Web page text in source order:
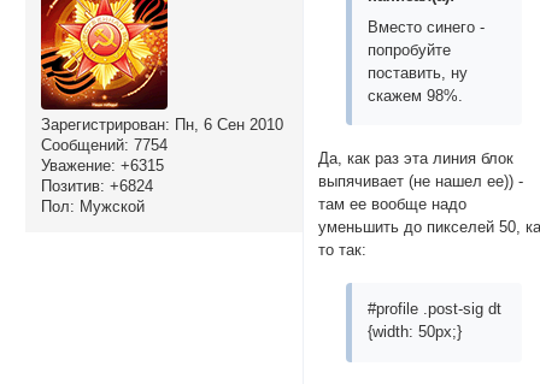
Зарегистрирован: Пн, 6 Сен 2010
Сообщений: 7754
Уважение: +6315
Позитив: +6824
Пол: Мужской
Вместо синего -
попробуйте
поставить, ну
скажем 98%.
Да, как раз эта линия блок
выпячивает (не нашел ее)) -
там ее вообще надо
уменьшить до пикселей 50,
то так:
#profile .post-sig dt
{width: 50px;}